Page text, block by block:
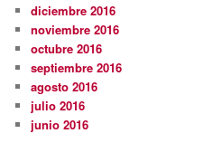
diciembre 2016
noviembre 2016
octubre 2016
septiembre 2016
agosto 2016
julio 2016
junio 2016